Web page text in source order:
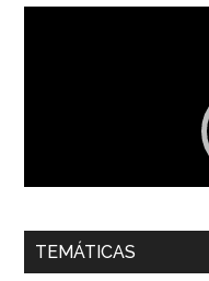
00:00
Dra. Carolina Corcho
TEMÁTICAS